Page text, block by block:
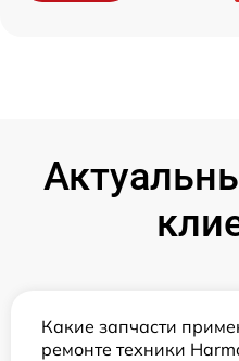
Какие запчасти
ремонте техники